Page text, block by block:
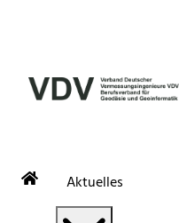
Aktuelles